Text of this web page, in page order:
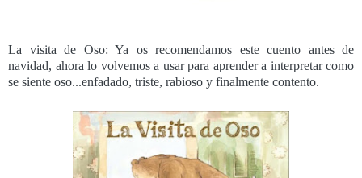
La visita de Oso: Ya os recomendamos este cuento antes de
navidad, ahora lo volvemos a usar para aprender a interpretar como
se siente oso...enfadado, triste, rabioso y finalmente contento.